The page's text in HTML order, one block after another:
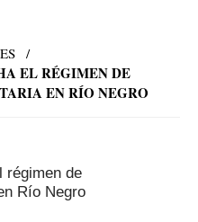
EL RÉGIMEN DE
EN RÍO NEGRO
régimen de
Río Negro